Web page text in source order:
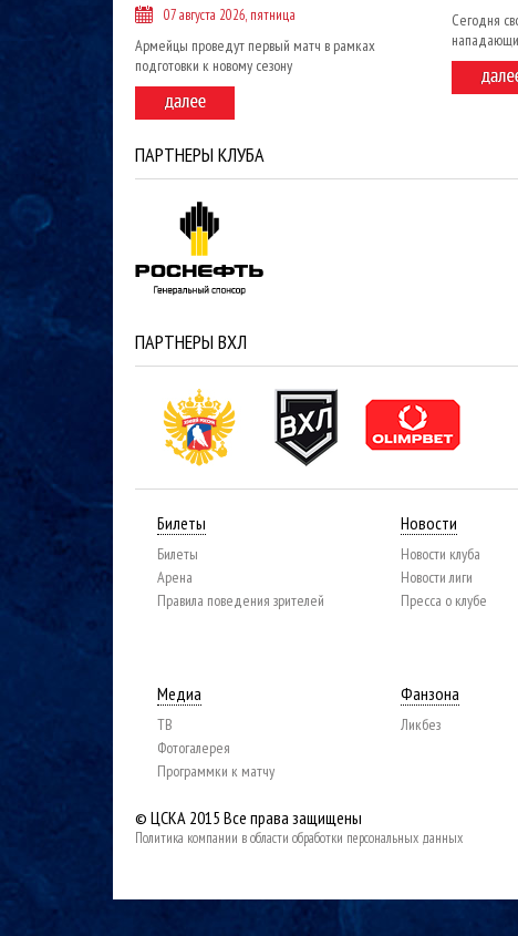
07 августа 2026, пятница
Армейцы проведут первый матч в рамках
подготовки к новому сезону
Сегодня
ПАРТНЕРЫ КЛУБА
ПАРТНЕРЫ ВХЛ
Билеты
Билеты
Арена
Правила поведения зрителей
Новости
Новости клуба
Новости лиги
Пресса о клубе
Медиа
ТВ
Фотогалерея
Программки к матчу
Фанзона
Ликбез
© ЦСКА 2015 Все права защищены
Политика компании в области обработки персональных данных